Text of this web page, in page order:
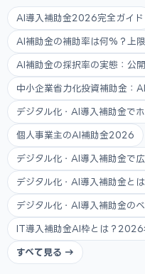
AI導入補助金2026完全ガイド
AI補助金の補助率は何%？上
AI補助金の採択率の実態：公
中小企業省力化投資補助金：
デジタル化・AI導入補助金で
個人事業主のAI補助金2026
デジタル化・AI導入補助金で
デジタル化・AI導入補助金とは
デジタル化・AI導入補助金の
IT導入補助金AI枠とは？2026
すべて見る →